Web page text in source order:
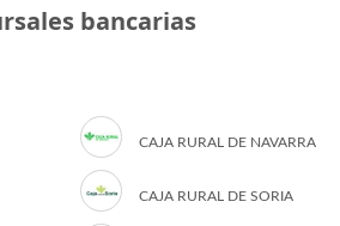
bancarias
CAJA RURAL DE NAVARRA
CAJA RURAL DE SORIA